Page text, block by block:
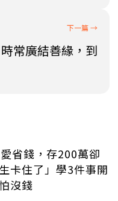
常廣結善緣，到
省錢，存200萬卻
卡住了」學3件事開
沒錢